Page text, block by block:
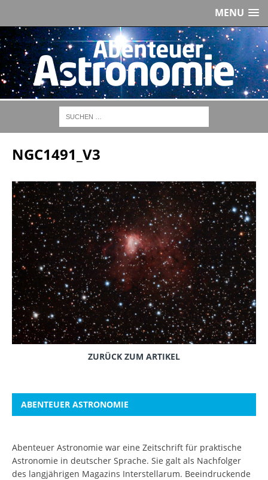
MENU
NGC1491_V3
ZURÜCK ZUM ARTIKEL
ABENTEUER ASTRONOMIE
Abenteuer Astronomie war eine Zeitschrift für praktische
Astronomie in deutscher Sprache. Sie galt als Nachfolger
des langjährigen Magazins Interstellarum. Beeindruckende